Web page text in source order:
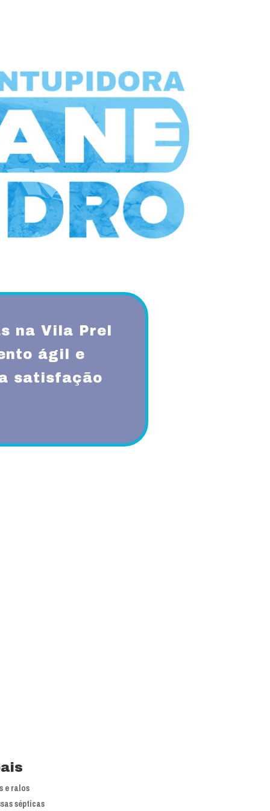
na Vila Prel
ágil e
satisfação
e ralos
sépticas